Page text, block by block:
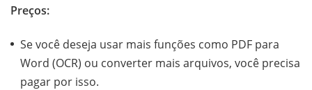
Preços:
Se você deseja usar mais funções como PDF para
Word (OCR) ou converter mais arquivos, você precisa
pagar por isso.